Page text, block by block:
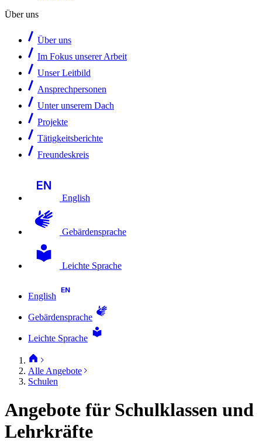
Über uns
Über uns
Im Fokus unserer Arbeit
Unser Leitbild
Ansprechpersonen
Unter unserem Dach
Projekte
Tätigkeitsberichte
Freundeskreis
English
Gebärdensprache
Leichte Sprache
English
Gebärdensprache
Leichte Sprache
Alle Angebote
Schulen
Angebote für Schulklassen und
Lehrkräfte